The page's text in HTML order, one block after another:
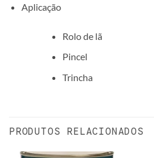
Aplicação
Rolo de lã
Pincel
Trincha
PRODUTOS RELACIONADOS